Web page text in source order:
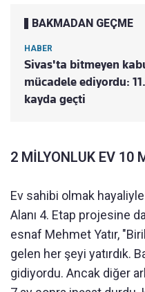
BAKMADAN GEÇME
HABER
Sivas'ta bitmeyen
mücadele ediyordu:
kayda geçti
2 MİLYONLUK EV 10
Ev sahibi olmak
Alanı 4. Etap projesine
esnaf Mehmet Yatır,
gelen her şeyi yatırdık.
gidiyordu. Ancak diğer